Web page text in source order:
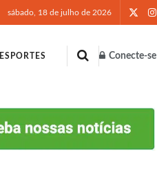
sábado, 18 de julho de 2026
ESPORTES Conecte-se